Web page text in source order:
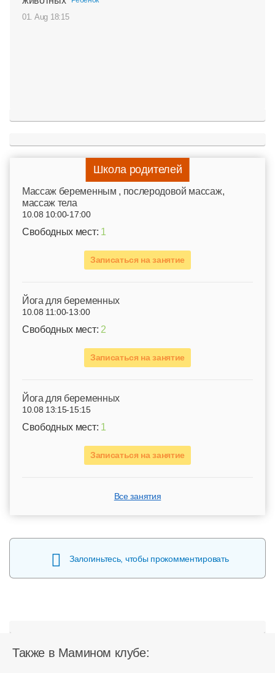
01. Aug 18:15
Школа родителей
Mассаж беременным , послеродовой массаж,
массаж тела
10.08 10:00-17:00
Свободных мест: 1
Записаться на занятие
Йога для беременных
10.08 11:00-13:00
Свободных мест: 2
Записаться на занятие
Йога для беременных
10.08 13:15-15:15
Свободных мест: 1
Записаться на занятие
Все занятия
Залогиньтесь, чтобы прокомментировать
Также в Мамином клубе: